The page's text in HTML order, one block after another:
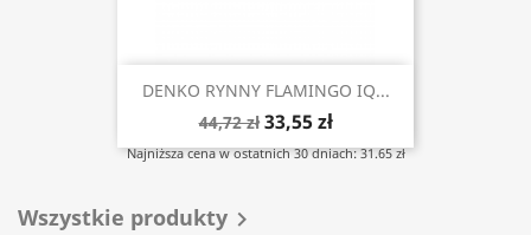
DENKO RYNNY FLAMINGO IQ...
44,72 zł 33,55 zł
Najniższa cena w ostatnich 30 dniach: 31.65 zł
Wszystkie produkty 